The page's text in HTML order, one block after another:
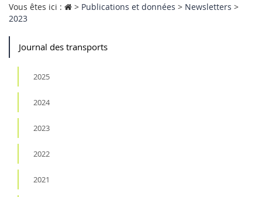
Vous êtes ici : > Publications et données > Newsletters >
2023
Journal des transports
2025
2024
2023
2022
2021